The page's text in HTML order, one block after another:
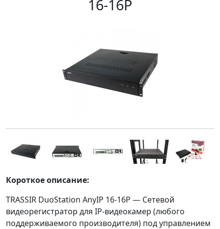
16-16P
Короткое описание:
TRASSIR DuoStation AnyIP 16-16P — Сетевой
видеорегистратор для IP-видеокамер (любого
поддерживаемого производителя) под управлением